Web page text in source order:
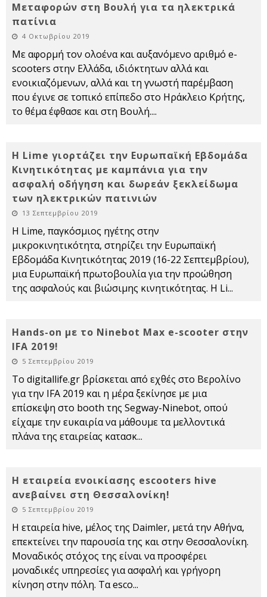
Μεταφορών στη Βουλή για τα ηλεκτρικά
πατίνια
4 Οκτωβρίου 2019
Με αφορμή τον ολοένα και αυξανόμενο αριθμό e-
scooters στην Ελλάδα, ιδιόκτητων αλλά και
ενοικιαζόμενων, αλλά και τη γνωστή παρέμβαση
που έγινε σε τοπικό επίπεδο στο Ηράκλειο Κρήτης,
το θέμα έφθασε και στη Βουλή....
H Lime γιορτάζει την Ευρωπαϊκή Εβδομάδα
Κινητικότητας με καμπάνια για την
ασφαλή οδήγηση και δωρεάν ξεκλείδωμα
των ηλεκτρικών πατινιών
13 Σεπτεμβρίου 2019
Η Lime, παγκόσμιος ηγέτης στην
μικροκινητικότητα, στηρίζει την Ευρωπαϊκή
Εβδομάδα Κινητικότητας 2019 (16-22 Σεπτεμβρίου),
μια Ευρωπαϊκή πρωτοβουλία για την προώθηση
της ασφαλούς και βιώσιμης κινητικότητας. Η Li...
Hands-on με το Ninebot Max e-scooter στην
IFA 2019!
5 Σεπτεμβρίου 2019
Το digitallife.gr βρίσκεται από εχθές στο Βερολίνο
για την IFA 2019 και η μέρα ξεκίνησε με μια
επίσκεψη στο booth της Segway-Ninebot, οπού
είχαμε την ευκαιρία να μάθουμε τα μελλοντικά
πλάνα της εταιρείας κατασκ...
Η εταιρεία ενοικίασης escooters hive
ανεβαίνει στη Θεσσαλονίκη!
5 Σεπτεμβρίου 2019
Η εταιρεία hive, μέλος της Daimler, μετά την Αθήνα,
επεκτείνει την παρουσία της και στην Θεσσαλονίκη.
Μοναδικός στόχος της είναι να προσφέρει
μοναδικές υπηρεσίες για ασφαλή και γρήγορη
κίνηση στην πόλη. Τα esco...